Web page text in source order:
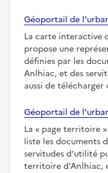
Géoportail de
La carte interactive
propose une
définies par les
Anlhiac, et des
aussi de télécharger
Géoportail de
La
page territoire
liste les documents
servitudes d’utilité
territoire d'Anlhiac,